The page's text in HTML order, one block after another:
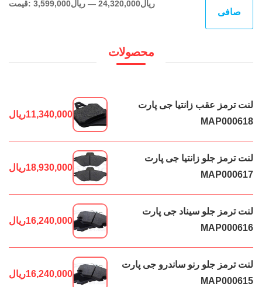
صافی
قيمت: 3,599,000ریال — 24,320,000ریال
محصولات
لنت ترمز عقب زانتیا جی پارت
MAP000618
11,340,000ریال
لنت ترمز جلو زانتیا جی پارت
MAP000617
18,930,000ریال
لنت ترمز جلو سیناد جی پارت
MAP000616
16,240,000ریال
لنت ترمز جلو رنو ساندرو جی پارت
MAP000615
16,240,000ریال